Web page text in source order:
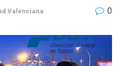
Valenciana 0